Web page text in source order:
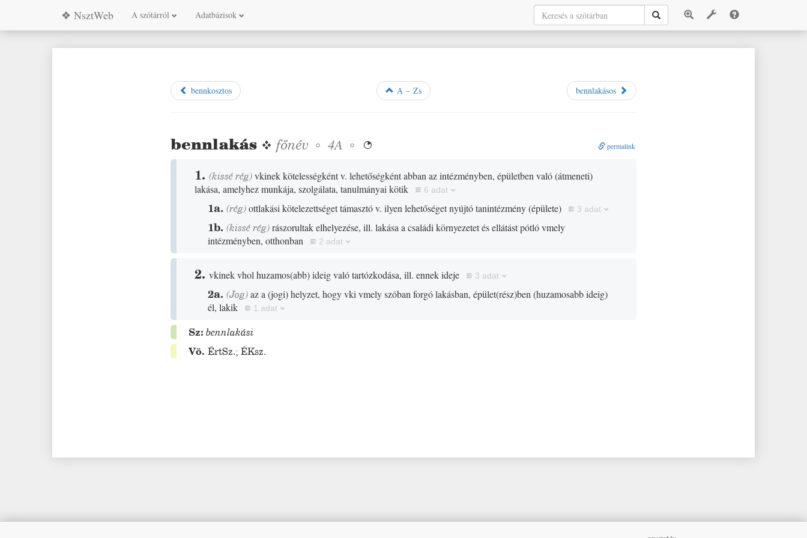
❖ NsztWeb A szótárról Adatbázisok
bennkosztos A – Zs bennlakásos
bennlakás ❖főnév ◦ 4A ◦  permalink
1.(kissérég) vkinek kötelességként v. lehetőségként abban az intézményben, épületben való(átmeneti)
lakása, amelyhez munkája, szolgálata, tanulmányai kötik
6 adat
1a.(rég) ottlakási kötelezettséget támasztó v. ilyen lehetőséget nyújtó tanintézmény(épülete) 3 adat
1b.(kissérég) rászorultak elhelyezése, ill. lakása a családi környezetet és ellátást pótló vmely
intézményben, otthonban
2 adat
2.vkinek vhol huzamos(abb)ideig való tartózkodása, ill. ennek ideje 3 adat
2a.(Jog) az a(jogi)helyzet, hogy vki vmely szóban forgó lakásban, épület(rész)ben(huzamosabb ideig)
él, lakik
1 adat
Sz: bennlakási
Vö.ÉrtSz.;ÉKsz.